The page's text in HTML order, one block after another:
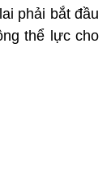
phải bắt đầu
thể lực cho